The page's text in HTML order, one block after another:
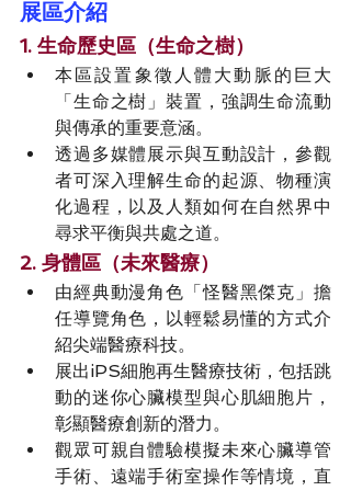
展區介紹
1. 生命歷史區（生命之樹）
本區設置象徵人體大動脈的巨大
「生命之樹」裝置，強調生命流動
與傳承的重要意涵。
透過多媒體展示與互動設計，參觀
者可深入理解生命的起源、物種演
化過程，以及人類如何在自然界中
尋求平衡與共處之道。
2. 身體區（未來醫療）
由經典動漫角色「怪醫黑傑克」擔
任導覽角色，以輕鬆易懂的方式介
紹尖端醫療科技。
展出iPS細胞再生醫療技術，包括跳
動的迷你心臟模型與心肌細胞片，
彰顯醫療創新的潛力。
觀眾可親自體驗模擬未來心臟導管
手術、遠端手術室操作等情境，直